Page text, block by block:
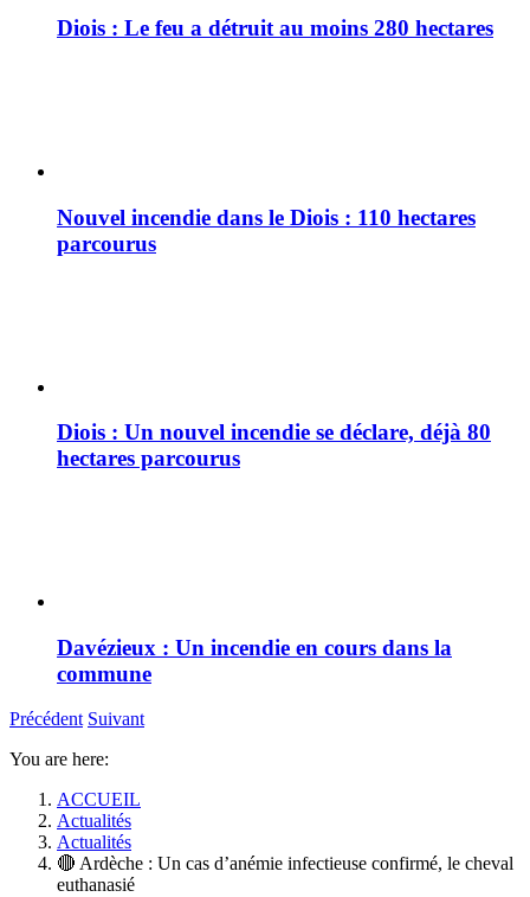
Diois : Le feu a détruit au moins 280 hectares
Nouvel incendie dans le Diois : 110 hectares
parcourus
Diois : Un nouvel incendie se déclare, déjà 80
hectares parcourus
Davézieux : Un incendie en cours dans la
commune
Précédent Suivant
You are here:
ACCUEIL
Actualités
Actualités
🔴 Ardèche : Un cas d’anémie infectieuse confirmé, le cheval
euthanasié